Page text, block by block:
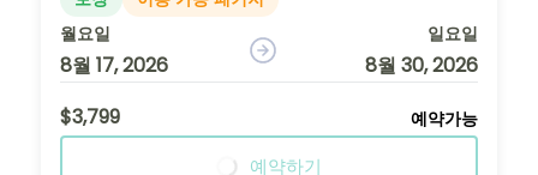
월요일
8월 17, 2026
일요일
8월 30, 2026
$3,799
예약가능
예약하기